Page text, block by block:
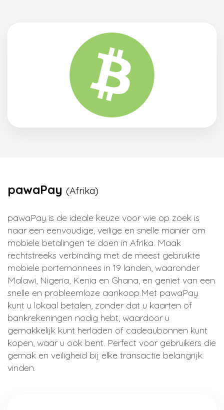
pawaPay (Afrika)
pawaPay is de ideale keuze voor wie op zoek is
naar een eenvoudige, veilige en snelle manier om
mobiele betalingen te doen in Afrika. Maak
rechtstreeks verbinding met de meest gebruikte
mobiele portemonnees in 19 landen, waaronder
Malawi, Nigeria, Kenia en Ghana, en geniet van een
snelle en probleemloze aankoop.Met pawaPay
kunt u lokaal betalen, zonder dat u kaarten of
bankrekeningen nodig hebt, waardoor u
gemakkelijk kunt herladen of cadeaubonnen kunt
kopen, waar u ook bent. Perfect voor gebruikers die
gemak en veiligheid bij elke transactie belangrijk
vinden.